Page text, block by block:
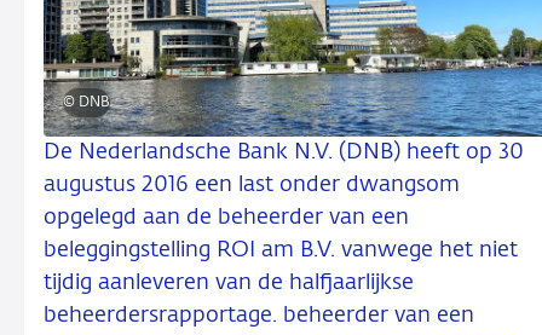
© DNB
De Nederlandsche Bank N.V. (DNB) heeft op 30
augustus 2016 een last onder dwangsom
opgelegd aan de beheerder van een
beleggingstelling ROI am B.V. vanwege het niet
tijdig aanleveren van de halfjaarlijkse
beheerdersrapportage. beheerder van een